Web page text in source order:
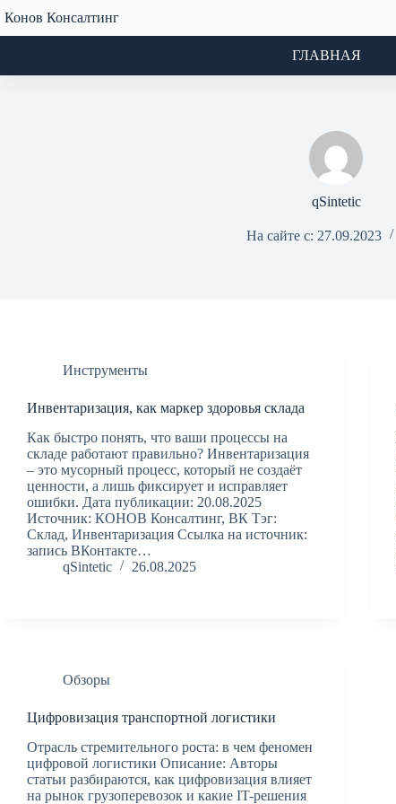
к
сути
Конов Консалтинг
ГЛАВНАЯ
qSintetic
На сайте с: 27.09.2023
Инструменты
Инвентаризация, как маркер здоровья склада
Как быстро понять, что ваши процессы на
складе работают правильно? Инвентаризация
– это мусорный процесс, который не создаёт
ценности, а лишь фиксирует и исправляет
ошибки. Дата публикации: 20.08.2025
Источник: КОНОВ Консалтинг, ВК Тэг:
Склад, Инвентаризация Ссылка на источник:
запись ВКонтакте…
qSintetic
26.08.2025
Обзоры
Цифровизация транспортной логистики
Отрасль стремительного роста: в чем феномен
цифровой логистики Описание: Авторы
статьи разбираются, как цифровизация влияет
на рынок грузоперевозок и какие IT-решения